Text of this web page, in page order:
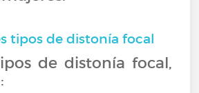
tipos de distonía focal
de distonía focal,